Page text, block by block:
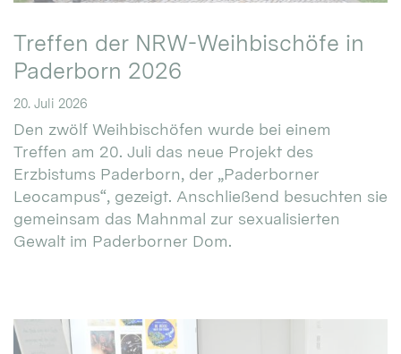
Treffen der NRW-Weihbischöfe in
Paderborn 2026
20. Juli 2026
Den zwölf Weihbischöfen wurde bei einem
Treffen am 20. Juli das neue Projekt des
Erzbistums Paderborn, der „Paderborner
Leocampus“, gezeigt. Anschließend besuchten sie
gemeinsam das Mahnmal zur sexualisierten
Gewalt im Paderborner Dom.